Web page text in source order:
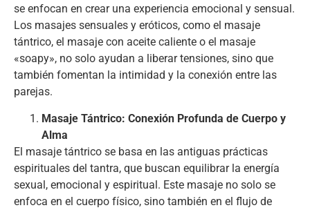
se enfocan en crear una experiencia emocional y sensual.
Los masajes sensuales y eróticos, como el masaje
tántrico, el masaje con aceite caliente o el masaje
«soapy», no solo ayudan a liberar tensiones, sino que
también fomentan la intimidad y la conexión entre las
parejas.
Masaje Tántrico: Conexión Profunda de Cuerpo y
Alma
El masaje tántrico se basa en las antiguas prácticas
espirituales del tantra, que buscan equilibrar la energía
sexual, emocional y espiritual. Este masaje no solo se
enfoca en el cuerpo físico, sino también en el flujo de